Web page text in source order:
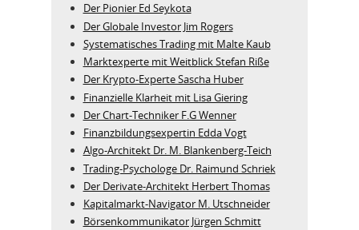
Der Pionier Ed Seykota
Der Globale Investor Jim Rogers
Systematisches Trading mit Malte Kaub
Marktexperte mit Weitblick Stefan Riße
Der Krypto-Experte Sascha Huber
Finanzielle Klarheit mit Lisa Giering
Der Chart-Techniker F.G Wenner
Finanzbildungsexpertin Edda Vogt
Algo‑Architekt Dr. M. Blankenberg‑Teich
Trading-Psychologe Dr. Raimund Schriek
Der Derivate‑Architekt Herbert Thomas
Kapitalmarkt-Navigator M. Utschneider
Börsenkommunikator Jürgen Schmitt